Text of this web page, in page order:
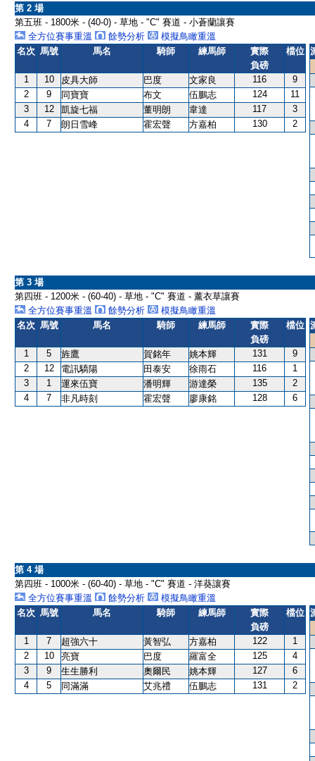
第 2 場
第五班 - 1800米 - (40-0) - 草地 - "C" 賽道 - 小蒼蘭讓賽
全方位賽事重溫
餘勢分析
模擬鳥瞰重溫
名次 馬號 馬名 騎師 練馬師
實際
負磅
檔位
1 10 皮具大師 巴度 文家良 116
9
2
9 同寶寶 布文 伍鵬志 124
11
3
12 凱旋七福 董明朗 韋達 117
3
4
7 朗日雪峰 霍宏聲 方嘉柏 130 2
第 3 場
第四班 - 1200米 - (60-40) - 草地 - "C" 賽道 - 薰衣草讓賽
全方位賽事重溫
餘勢分析
模擬鳥瞰重溫
名次 馬號 馬名 騎師 練馬師
實際
負磅
檔位
1 5 旌鷹 賀銘年 姚本輝 131
9
2
12 電訊驕陽 田泰安 徐雨石 116
1
3
1 運來伍寶 潘明輝 游達榮 135
2
4
7 非凡時刻 霍宏聲 廖康銘 128 6
第 4 場
第四班 - 1000米 - (60-40) - 草地 - "C" 賽道 - 洋葵讓賽
全方位賽事重溫
餘勢分析
模擬鳥瞰重溫
名次 馬號 馬名 騎師 練馬師
實際
負磅
檔位
1 7 超強六十 黃智弘 方嘉柏 122
1
2
10 亮寶 巴度 羅富全 125
4
3
9 生生勝利 奧爾民 姚本輝 127
6
4
5 同滿滿 艾兆禮 伍鵬志 131 2